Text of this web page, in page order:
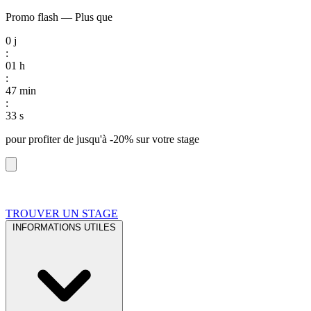
Promo flash — Plus que
0 j
:
01 h
:
47 min
:
33 s
pour profiter de jusqu'à -20% sur votre stage
TROUVER UN STAGE
INFORMATIONS UTILES